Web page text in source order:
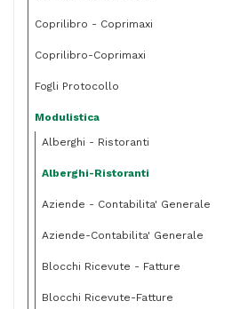
Coprilibro - Coprimaxi
Coprilibro-Coprimaxi
Fogli Protocollo
Modulistica
Alberghi - Ristoranti
Alberghi-Ristoranti
Aziende - Contabilita' Generale
Aziende-Contabilita' Generale
Blocchi Ricevute - Fatture
Blocchi Ricevute-Fatture